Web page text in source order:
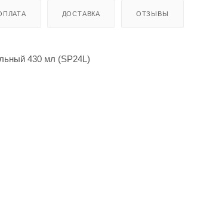
ДОСТАВКА ОТЗЫВЫ
430 мл (SP24L)